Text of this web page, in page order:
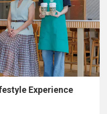
Experience